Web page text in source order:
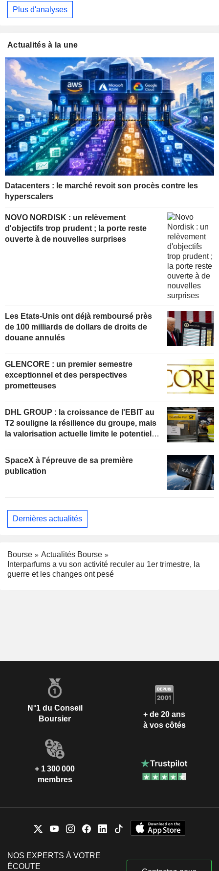
Plus d'analyses
Actualités à la une
Datacenters : le marché revoit son procès contre les
hyperscalers
NOVO NORDISK : un relèvement
d'objectifs trop prudent ; la porte reste
ouverte à de nouvelles surprises
Les Etats-Unis ont déjà remboursé près
de 100 milliards de dollars de droits de
douane annulés
GLENCORE : un premier semestre
exceptionnel et des perspectives
prometteuses
DHL GROUP : la croissance de l'EBIT au
T2 souligne la résilience du groupe, mais
la valorisation actuelle limite le potentiel
SpaceX à l'épreuve de sa première
publication
Dernières actualités
Bourse
Actualités Bourse
Interparfums a vu son activité reculer au 1er trimestre, la
guerre et les changes ont pesé
N°1 du Conseil
Boursier
+ de 20 ans
à vos côtés
+ 1 300 000
membres
NOS EXPERTS À VOTRE
ÉCOUTE